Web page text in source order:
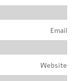
Email
Website